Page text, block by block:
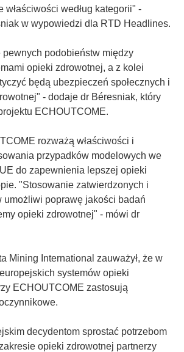
właściwości według kategorii" -
w wypowiedzi dla RTD Headlines.
podobieństw między
opieki zdrowotnej, a z kolei
będą ubezpieczeń społecznych i
- dodaje dr Béresniak, który
ECHOUTCOME.
rozważą właściwości i
przypadków modelowych we
do zapewnienia lepszej opieki
"Stosowanie zatwierdzonych i
umożliwi poprawę jakości badań
opieki zdrowotnej" - mówi dr
Mining International zauważył, że w
systemów opieki
ECHOUTCOME zastosują
decydentom sprostać potrzebom
opieki zdrowotnej partnerzy